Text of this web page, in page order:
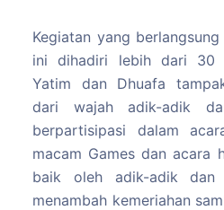
Kegiatan yang
ini dihadiri lebih dari 30
Yatim dan Dhuafa
dari wajah adik-adik
berpartisipasi dalam
macam Games dan acara
baik oleh adik-adik
menambah kemeriahan